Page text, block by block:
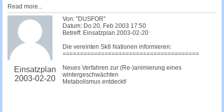
Read more...
Einsatzplan
2003-02-20
Von: "DUSFOR"
Datum: Do 20, Feb 2003 17:50
Betreff: Einsatzplan 2003-02-20
Die vereinten Sk8 Nationen informieren:
=======================================
Neues Verfahren zur (Re-)animierung eines
wintergeschwächten
Metabolismus entdeckt!